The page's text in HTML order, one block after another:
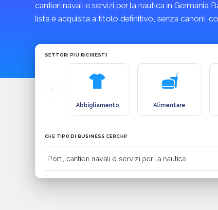
cantieri navali e servizi per la nautica in
lista è acquisita a titolo definitivo, senza canoni,
SETTORI PIÙ RICHIESTI
Abbigliamento Alimentare
CHE TIPO DI BUSINESS CERCHI?